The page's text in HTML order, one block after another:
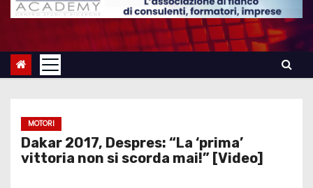
n
MOTORI
Dakar 2017, Despres: “La ‘prima’
vittoria non si scorda mai!” [Video]